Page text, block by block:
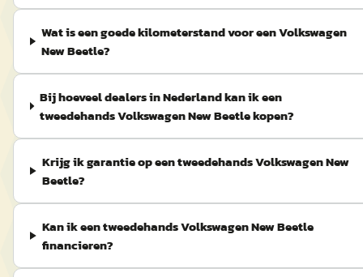
Wat is een goede kilometerstand voor een Volkswagen
New Beetle?
Bij hoeveel dealers in Nederland kan ik een
tweedehands Volkswagen New Beetle kopen?
Krijg ik garantie op een tweedehands Volkswagen New
Beetle?
Kan ik een tweedehands Volkswagen New Beetle
financieren?